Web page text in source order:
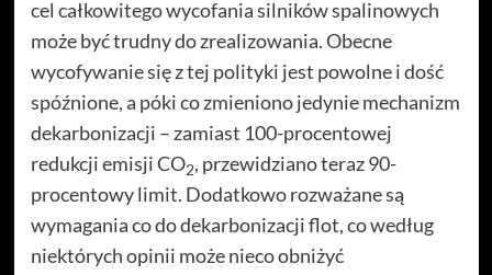
cel całkowitego wycofania silników spalinowych
może być trudny do zrealizowania. Obecne
wycofywanie się z tej polityki jest powolne i dość
spóźnione, a póki co zmieniono jedynie mechanizm
dekarbonizacji – zamiast 100-procentowej
redukcji emisji CO2, przewidziano teraz 90-
procentowy limit. Dodatkowo rozważane są
wymagania co do dekarbonizacji flot, co według
niektórych opinii może nieco obniżyć